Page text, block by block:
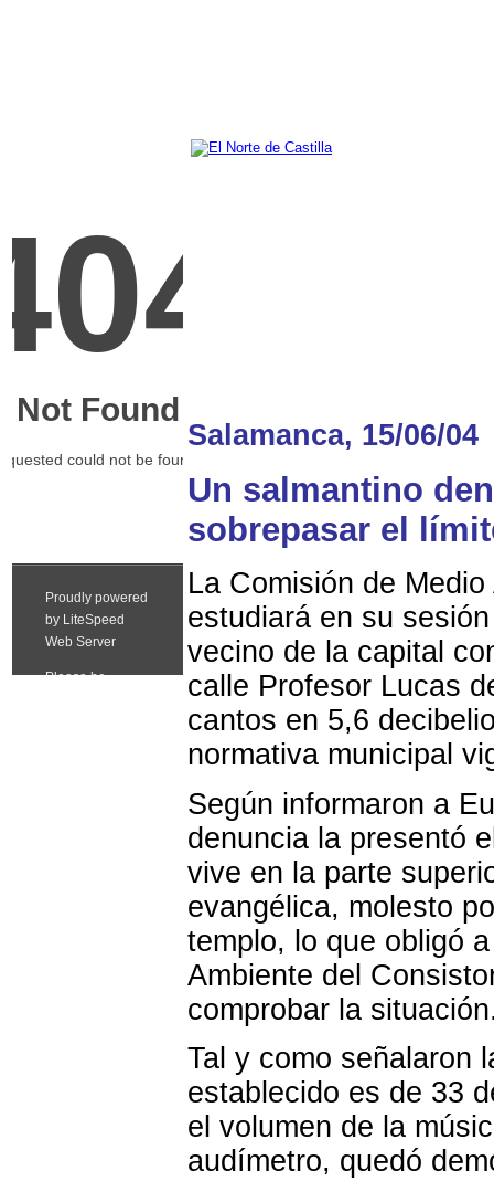
Salamanca, 15/06/04
Un salmantino
sobrepasar el
La Comisión de
estudiará en su
vecino de la capital
calle Profesor Lucas
cantos en 5,6
normativa municipal
Según informaron a
denuncia la presentó
vive en la parte
evangélica, molesto
templo, lo que obligó
Ambiente del
comprobar la
Tal y como señalaron
establecido es de 33
el volumen de la
audímetro, quedó